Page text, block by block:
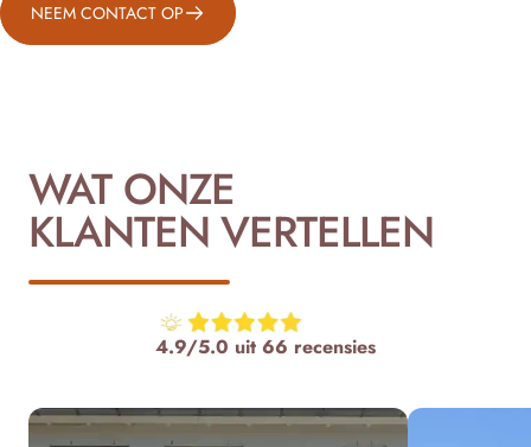
NEEM CONTACT OP
WAT ONZE
KLANTEN VERTELLEN
4.9/5.0 uit 66 recensies